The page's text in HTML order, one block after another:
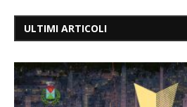
ULTIMI ARTICOLI